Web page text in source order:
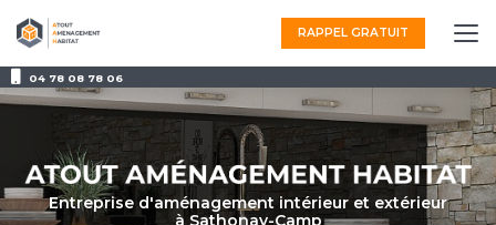
au
contenu
principal
04 78 08 78 06
RAPPEL GRATUIT
Entreprise d'aménagement intérieur et extérieur
à Sathonay-Camp